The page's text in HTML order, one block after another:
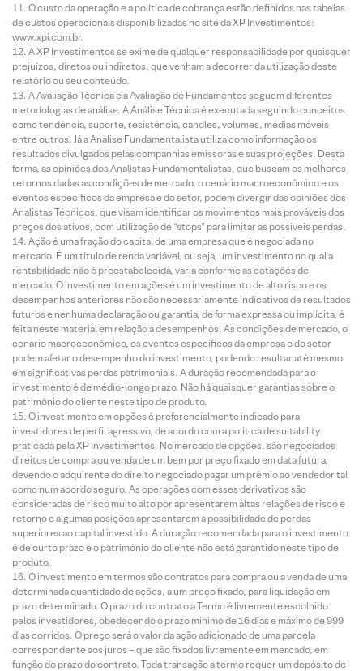
O custo da operação e a política de cobrança estão definidos nas tabelas
de custos operacionais disponibilizadas no site da XP Investimentos:
www.xpi.com.br.
A XP Investimentos se exime de qualquer responsabilidade por quaisquer
prejuízos, diretos ou indiretos, que venham a decorrer da utilização deste
relatório ou seu conteúdo.
A Avaliação Técnica e a Avaliação de Fundamentos seguem diferentes
metodologias de análise. A Análise Técnica é executada seguindo conceitos
como tendência, suporte, resistência, candles, volumes, médias móveis
entre outros. Já a Análise Fundamentalista utiliza como informação os
resultados divulgados pelas companhias emissoras e suas projeções. Desta
forma, as opiniões dos Analistas Fundamentalistas, que buscam os melhores
retornos dadas as condições de mercado, o cenário macroeconômico e os
eventos específicos da empresa e do setor, podem divergir das opiniões dos
Analistas Técnicos, que visam identificar os movimentos mais prováveis dos
preços dos ativos, com utilização de “stops” para limitar as possíveis perdas.
Ação é uma fração do capital de uma empresa que é negociada no
mercado. É um título de renda variável, ou seja, um investimento no qual a
rentabilidade não é preestabelecida, varia conforme as cotações de
mercado. O investimento em ações é um investimento de alto risco e os
desempenhos anteriores não são necessariamente indicativos de resultados
futuros e nenhuma declaração ou garantia, de forma expressa ou implícita, é
feita neste material em relação a desempenhos. As condições de mercado, o
cenário macroeconômico, os eventos específicos da empresa e do setor
podem afetar o desempenho do investimento, podendo resultar até mesmo
em significativas perdas patrimoniais. A duração recomendada para o
investimento é de médio-longo prazo. Não há quaisquer garantias sobre o
patrimônio do cliente neste tipo de produto.
O investimento em opções é preferencialmente indicado para
investidores de perfil agressivo, de acordo com a política de suitability
praticada pela XP Investimentos. No mercado de opções, são negociados
direitos de compra ou venda de um bem por preço fixado em data futura,
devendo o adquirente do direito negociado pagar um prêmio ao vendedor tal
como num acordo seguro. As operações com esses derivativos são
consideradas de risco muito alto por apresentarem altas relações de risco e
retorno e algumas posições apresentarem a possibilidade de perdas
superiores ao capital investido. A duração recomendada para o investimento
é de curto prazo e o patrimônio do cliente não está garantido neste tipo de
produto.
O investimento em termos são contratos para compra ou a venda de uma
determinada quantidade de ações, a um preço fixado, para liquidação em
prazo determinado. O prazo do contrato a Termo é livremente escolhido
pelos investidores, obedecendo o prazo mínimo de 16 dias e máximo de 999
dias corridos. O preço será o valor da ação adicionado de uma parcela
correspondente aos juros – que são fixados livremente em mercado, em
função do prazo do contrato. Toda transação a termo requer um depósito de